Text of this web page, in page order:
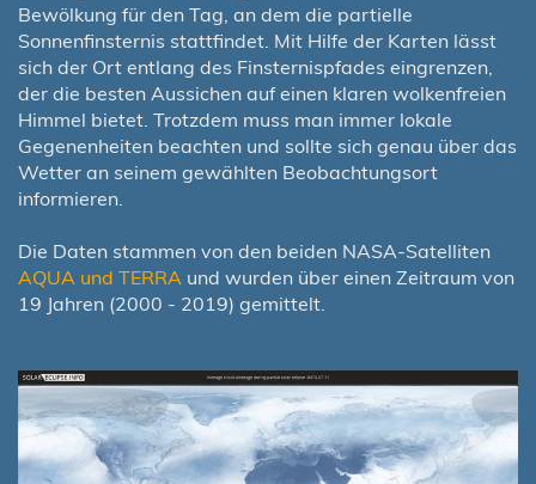
Bewölkung für den Tag, an dem die partielle
Sonnenfinsternis stattfindet. Mit Hilfe der Karten lässt
sich der Ort entlang des Finsternispfades eingrenzen,
der die besten Aussichen auf einen klaren wolkenfreien
Himmel bietet. Trotzdem muss man immer lokale
Gegenenheiten beachten und sollte sich genau über das
Wetter an seinem gewählten Beobachtungsort
informieren.
Die Daten stammen von den beiden NASA-Satelliten
AQUA und TERRA und wurden über einen Zeitraum von
19 Jahren (2000 - 2019) gemittelt.